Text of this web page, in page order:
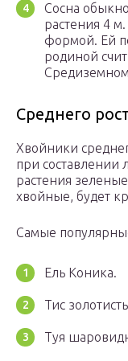
Сосна
растения 4
формой. Ей
родиной
Среднего
Хвойники
при составлении
растения
хвойные, будет
Самые
Ель Коника.
Тис
Туя